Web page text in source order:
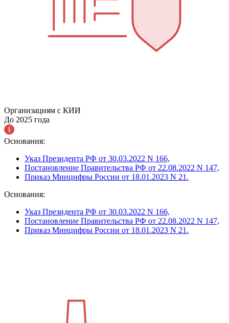
Организациям с КИИ
До 2025 года
Основания:
Указ Президента РФ от 30.03.2022 N 166,
Постановление Правительства РФ от 22.08.2022 N 147,
Приказ Минцифры России от 18.01.2023 N 21.
Основания:
Указ Президента РФ от 30.03.2022 N 166,
Постановление Правительства РФ от 22.08.2022 N 147,
Приказ Минцифры России от 18.01.2023 N 21.